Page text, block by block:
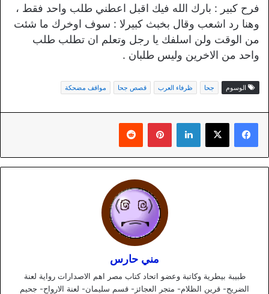
فرح كبير : بارك الله فيك اقبل اعطني طلب واحد فقط ،
وهنا رد اشعب وقال بخبث كبيرلا : سوف اوخرك ما شئت
من الوقت ولن اسلفك يا رجل وتعلم ان تطلب طلب
واحد من الاخرين وليس طلبان .
الوسوم جحا ظرفاء العرب قصص جحا مواقف مضحكة
لينكدإن بينتيريست
مني حارس
طبيبة بيطرية وكاتبة وعضو اتحاد كتاب مصر اهم الاصدارات رواية لعنة
الضريح- قرين الظلام- متجر العجائز- قسم سليمان- لعنة الارواح- جحيم